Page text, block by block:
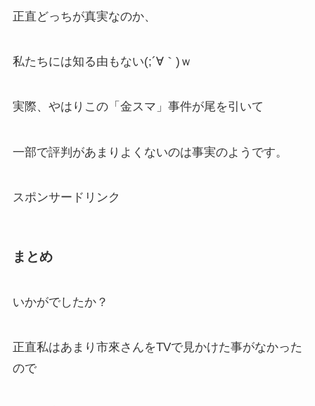
正直どっちが真実なのか、
私たちには知る由もない(;´∀｀)ｗ
実際、やはりこの「金スマ」事件が尾を引いて
一部で評判があまりよくないのは事実のようです。
スポンサードリンク
まとめ
いかがでしたか？
正直私はあまり市來さんをTVで見かけた事がなかった
ので